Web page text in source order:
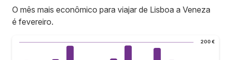
O mês mais econômico para viajar de Lisboa a Veneza
é fevereiro.
200 €